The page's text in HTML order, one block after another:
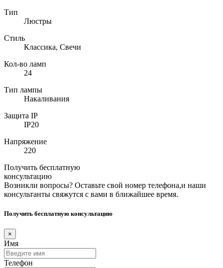
Тип
Люстры
Стиль
Классика, Свечи
Кол-во ламп
24
Тип лампы
Накаливания
Защита IP
IP20
Напряжение
220
Получить бесплатную
консультацию
Возникли вопросы? Оставьте свой номер телефона,и наши
консультанты свяжутся с вами в ближайшее время.
Получить бесплатную консультацию
×
Имя
Телефон